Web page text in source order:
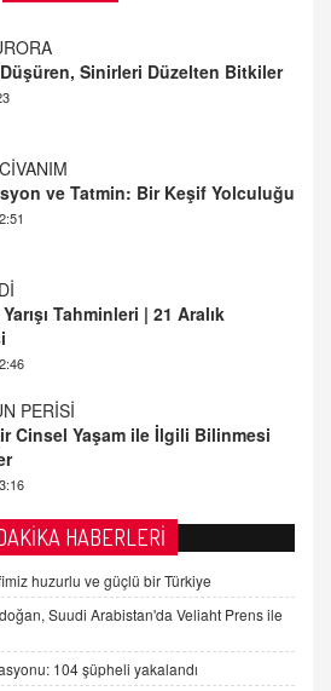
ve Tatmin: Bir Keşif Yolculuğu
Tahminleri | 21 Aralık
PERİSİ
Cinsel Yaşam ile İlgili Bilinmesi
00:11
CAN DOĞAN
korunması ve dijital hukukun
Geldi, Hangi Önlemler Alınmalı?
HABERLERİ
huzurlu ve güçlü bir Türkiye
Suudi Arabistan'da Veliaht Prens ile
104 şüpheli yakalandı